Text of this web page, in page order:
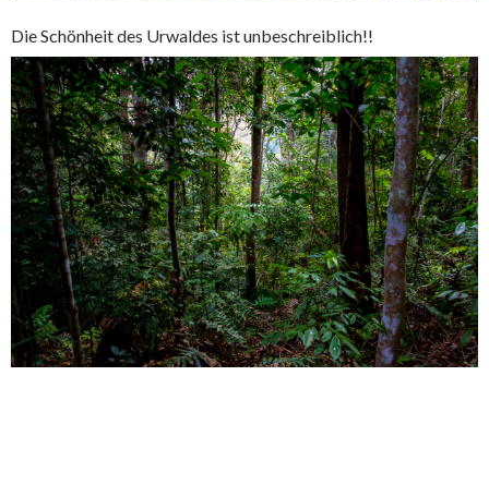
Die Schönheit des Urwaldes ist unbeschreiblich!!